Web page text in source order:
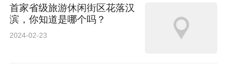
商洛比亚迪实业有限公司线束工厂生产部装配二
车间
首家省级旅游休闲街区花落汉
滨，你知道是哪个吗？
2024-02-23